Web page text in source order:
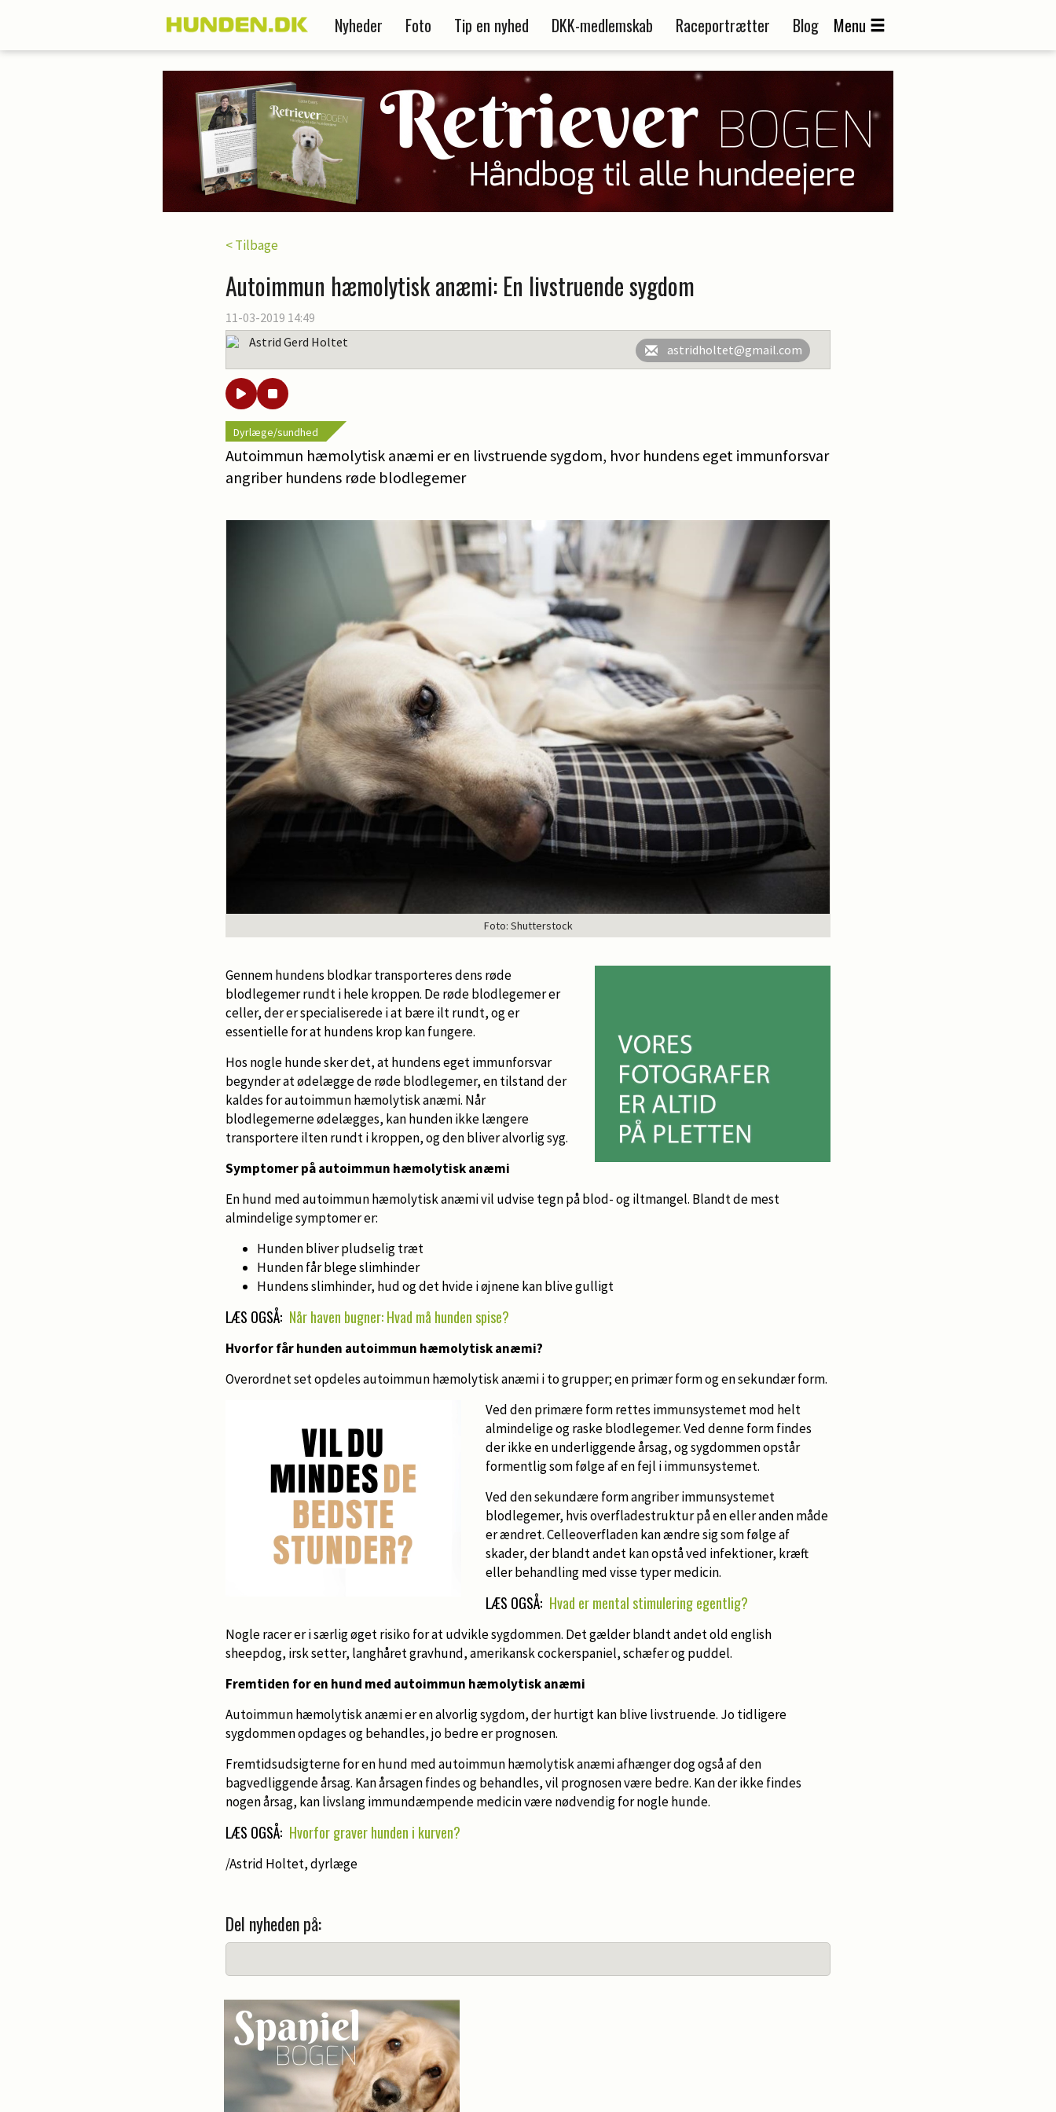
Nyheder Foto Tip en nyhed DKK-medlemskab Raceportrætter Blog Menu
< Tilbage
Autoimmun hæmolytisk anæmi: En livstruende sygdom
11-03-2019 14:49
Astrid Gerd Holtet
astridholtet@gmail.com
Dyrlæge/sundhed
Autoimmun hæmolytisk anæmi er en livstruende sygdom, hvor hundens eget immunforsvar
angriber hundens røde blodlegemer
Foto: Shutterstock
Gennem hundens blodkar transporteres dens røde
blodlegemer rundt i hele kroppen. De røde blodlegemer er
celler, der er specialiserede i at bære ilt rundt, og er
essentielle for at hundens krop kan fungere.
Hos nogle hunde sker det, at hundens eget immunforsvar
begynder at ødelægge de røde blodlegemer, en tilstand der
kaldes for autoimmun hæmolytisk anæmi. Når
blodlegemerne ødelægges, kan hunden ikke længere
transportere ilten rundt i kroppen, og den bliver alvorlig syg.
Symptomer på autoimmun hæmolytisk anæmi
En hund med autoimmun hæmolytisk anæmi vil udvise tegn på blod- og iltmangel. Blandt de mest
almindelige symptomer er:
Hunden bliver pludselig træt
Hunden får blege slimhinder
Hundens slimhinder, hud og det hvide i øjnene kan blive gulligt
LÆS OGSÅ: Når haven bugner: Hvad må hunden spise?
Hvorfor får hunden autoimmun hæmolytisk anæmi?
Overordnet set opdeles autoimmun hæmolytisk anæmi i to grupper; en primær form og en sekundær form.
Ved den primære form rettes immunsystemet mod helt
almindelige og raske blodlegemer. Ved denne form findes
der ikke en underliggende årsag, og sygdommen opstår
formentlig som følge af en fejl i immunsystemet.
Ved den sekundære form angriber immunsystemet
blodlegemer, hvis overfladestruktur på en eller anden måde
er ændret. Celleoverfladen kan ændre sig som følge af
skader, der blandt andet kan opstå ved infektioner, kræft
eller behandling med visse typer medicin.
LÆS OGSÅ: Hvad er mental stimulering egentlig?
Nogle racer er i særlig øget risiko for at udvikle sygdommen. Det gælder blandt andet old english
sheepdog, irsk setter, langhåret gravhund, amerikansk cockerspaniel, schæfer og puddel.
Fremtiden for en hund med autoimmun hæmolytisk anæmi
Autoimmun hæmolytisk anæmi er en alvorlig sygdom, der hurtigt kan blive livstruende. Jo tidligere
sygdommen opdages og behandles, jo bedre er prognosen.
Fremtidsudsigterne for en hund med autoimmun hæmolytisk anæmi afhænger dog også af den
bagvedliggende årsag. Kan årsagen findes og behandles, vil prognosen være bedre. Kan der ikke findes
nogen årsag, kan livslang immundæmpende medicin være nødvendig for nogle hunde.
LÆS OGSÅ: Hvorfor graver hunden i kurven?
/Astrid Holtet, dyrlæge
Del nyheden på: